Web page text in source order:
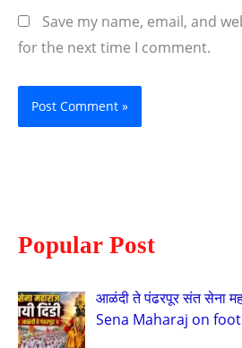
Save my name, email, and
for the next time I comment.
Popular Post
आळंदी ते पंढरपूर संत सेना
Sena Maharaj on